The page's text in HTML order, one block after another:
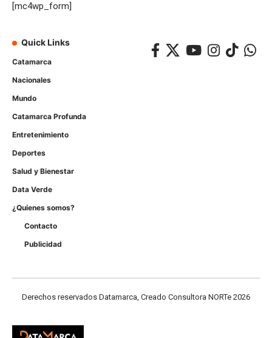
[mc4wp_form]
Quick Links
Catamarca
Nacionales
Mundo
Catamarca Profunda
Entretenimiento
Deportes
Salud y Bienestar
Data Verde
¿Quienes somos?
Contacto
Publicidad
Derechos reservados Datamarca, Creado Consultora NORTe 2026